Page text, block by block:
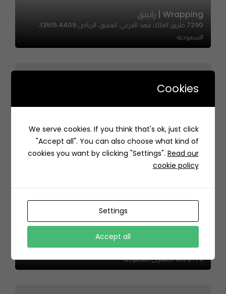
Wrapping | رابينق
7290 طريق الملك فهد الفرعي، العقيق، الرياض 13515 4409،
السعودية
Oplaisir – أوبليزير
3297 Takhassusi St, حي المحمدية، Riyadh 12363, Saudi
Arabia
Monza Karak & Chapati | مونزا كرك و شباتي
85F8+F3 الظهران السعودية
Cookies
We serve cookies. If you think that's ok, just click
"Accept all". You can also choose what kind of
cookies you want by clicking "Settings". Read our
cookie policy
Settings
Accept all